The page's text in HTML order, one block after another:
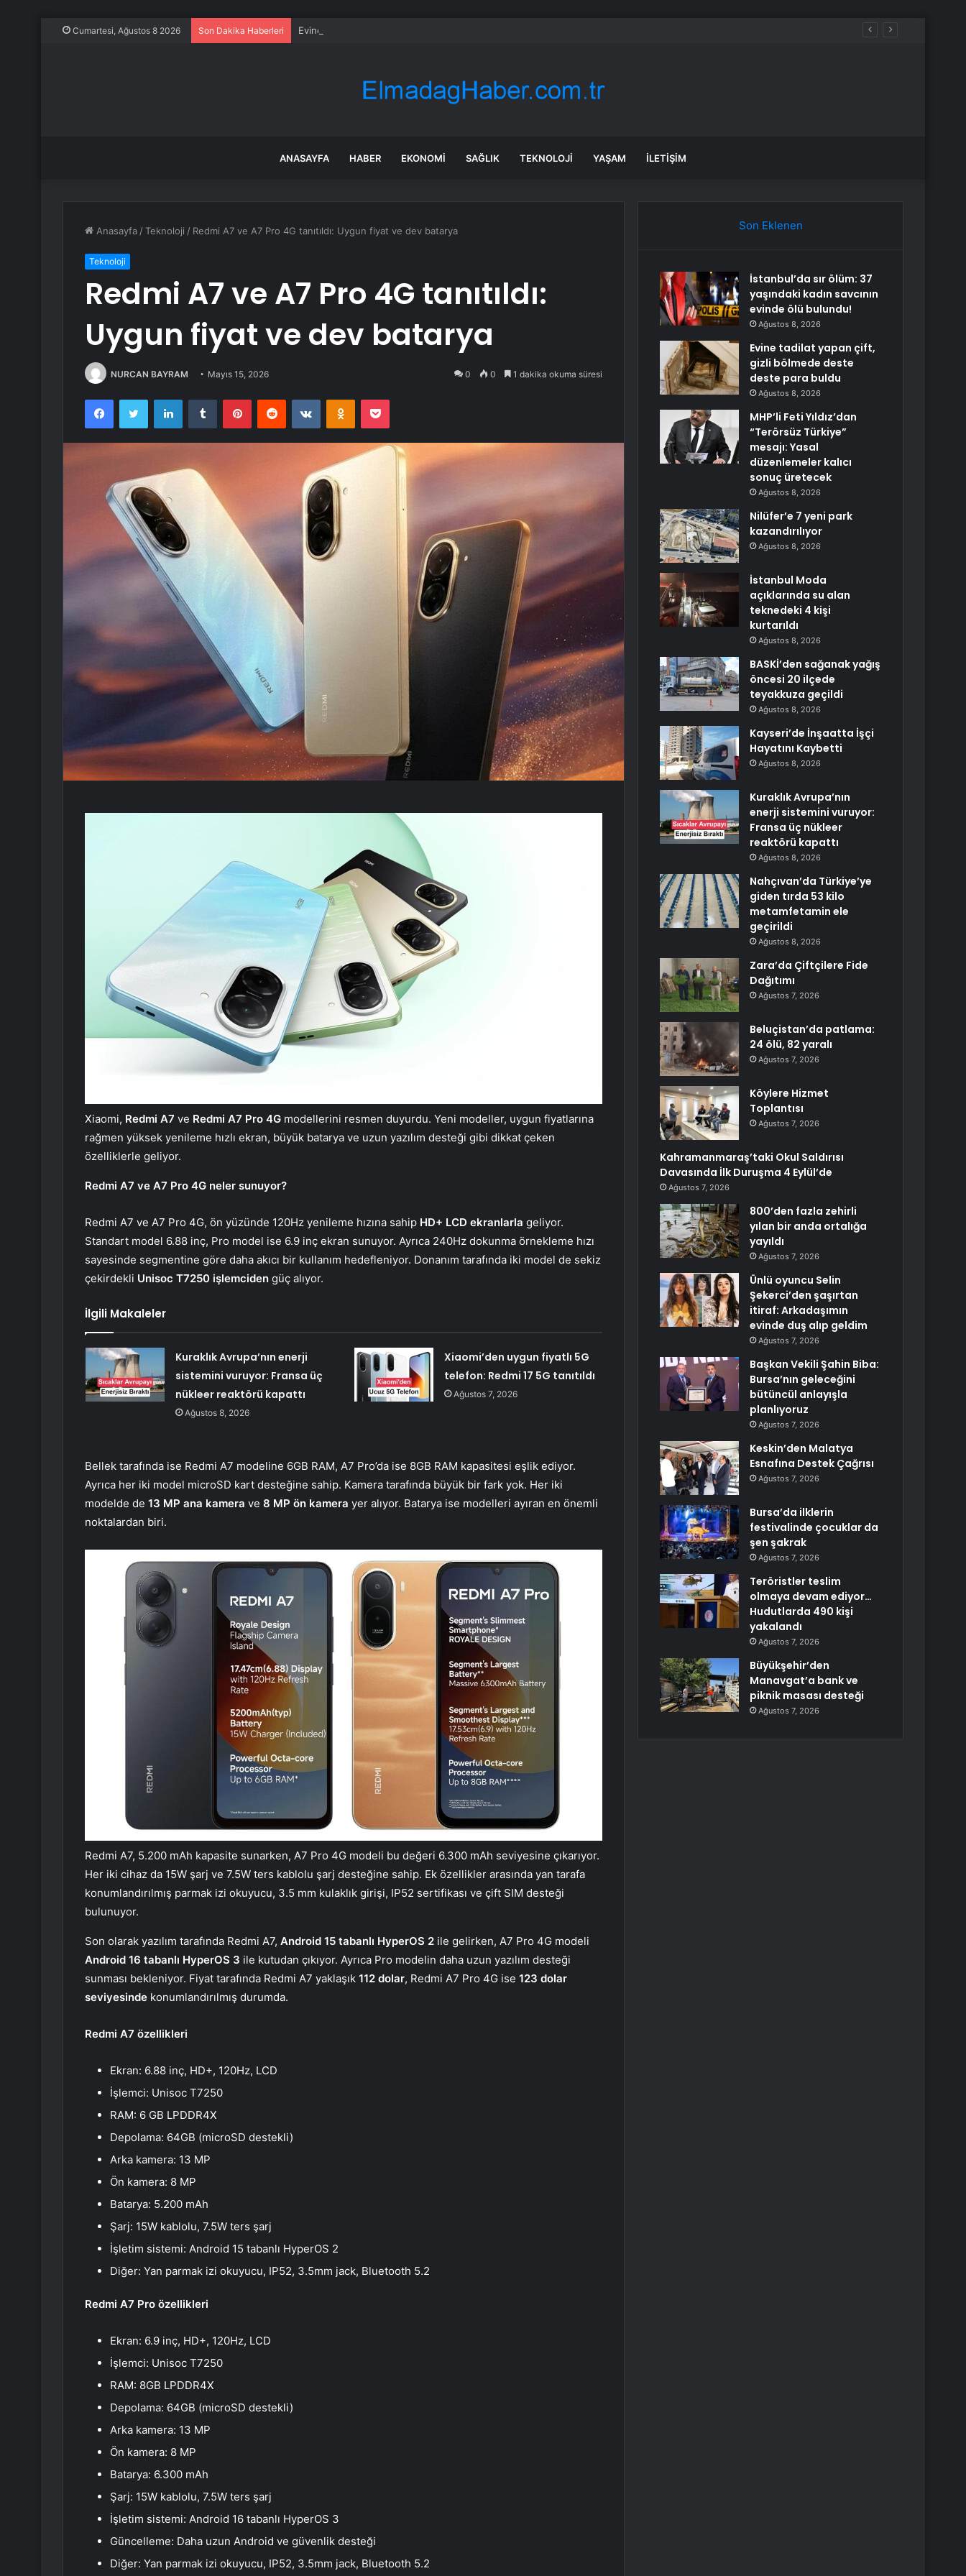
Cumartesi, Ağustos 8 2026 Son Dakika Haberleri Evine tadilat yapan çift, gizli bölmede deste deste para buldu
ANASAYFA HABER EKONOMI SAĞLIK TEKNOLOJI YAŞAM İLETIŞIM
Anasayfa /Teknoloji / Redmi A7 ve A7 Pro 4G tanıtıldı: Uygun fiyat ve dev batarya
Teknoloji
Redmi A7 ve A7 Pro 4G tanıtıldı:
Uygun fiyat ve dev batarya
NURCAN BAYRAM Mayıs 15, 2026 0 0 1 dakika okuma süresi
FacebookTwitter LinkedInTumblr PinterestReddit VKontakteOdnoklassniki
Pocket
Xiaomi, Redmi A7 ve Redmi A7 Pro 4G modellerini resmen duyurdu. Yeni modeller, uygun fiyatlarına
rağmen yüksek yenileme hızlı ekran, büyük batarya ve uzun yazılım desteği gibi dikkat çeken
özelliklerle geliyor.
Redmi A7 ve A7 Pro 4G neler sunuyor?
Redmi A7 ve A7 Pro 4G, ön yüzünde 120Hz yenileme hızına sahip HD+ LCD ekranlarla geliyor.
Standart model 6.88 inç, Pro model ise 6.9 inç ekran sunuyor. Ayrıca 240Hz dokunma örnekleme hızı
sayesinde segmentine göre daha akıcı bir kullanım hedefleniyor. Donanım tarafında iki model de sekiz
çekirdekli Unisoc T7250 işlemciden güç alıyor.
İlgili Makaleler
Kuraklık Avrupa’nın enerji
sistemini vuruyor: Fransa üç
nükleer reaktörü kapattı
Ağustos 8, 2026
Xiaomi’den uygun fiyatlı 5G
telefon: Redmi 17 5G tanıtıldı
Ağustos 7, 2026
Bellek tarafında ise Redmi A7 modeline 6GB RAM, A7 Pro’da ise 8GB RAM kapasitesi eşlik ediyor.
Ayrıca her iki model microSD kart desteğine sahip. Kamera tarafında büyük bir fark yok. Her iki
modelde de 13 MP ana kamera ve 8 MP ön kamera yer alıyor. Batarya ise modelleri ayıran en önemli
noktalardan biri.
Redmi A7, 5.200 mAh kapasite sunarken, A7 Pro 4G modeli bu değeri 6.300 mAh seviyesine çıkarıyor.
Her iki cihaz da 15W şarj ve 7.5W ters kablolu şarj desteğine sahip. Ek özellikler arasında yan tarafa
konumlandırılmış parmak izi okuyucu, 3.5 mm kulaklık girişi, IP52 sertifikası ve çift SIM desteği
bulunuyor.
Son olarak yazılım tarafında Redmi A7, Android 15 tabanlı HyperOS 2 ile gelirken, A7 Pro 4G modeli
Android 16 tabanlı HyperOS 3 ile kutudan çıkıyor. Ayrıca Pro modelin daha uzun yazılım desteği
sunması bekleniyor. Fiyat tarafında Redmi A7 yaklaşık 112 dolar, Redmi A7 Pro 4G ise 123 dolar
seviyesinde konumlandırılmış durumda.
Redmi A7 özellikleri
Ekran: 6.88 inç, HD+, 120Hz, LCD
İşlemci: Unisoc T7250
RAM: 6 GB LPDDR4X
Depolama: 64GB (microSD destekli)
Arka kamera: 13 MP
Ön kamera: 8 MP
Batarya: 5.200 mAh
Şarj: 15W kablolu, 7.5W ters şarj
İşletim sistemi: Android 15 tabanlı HyperOS 2
Diğer: Yan parmak izi okuyucu, IP52, 3.5mm jack, Bluetooth 5.2
Redmi A7 Pro özellikleri
Ekran: 6.9 inç, HD+, 120Hz, LCD
İşlemci: Unisoc T7250
RAM: 8GB LPDDR4X
Depolama: 64GB (microSD destekli)
Arka kamera: 13 MP
Ön kamera: 8 MP
Batarya: 6.300 mAh
Şarj: 15W kablolu, 7.5W ters şarj
İşletim sistemi: Android 16 tabanlı HyperOS 3
Güncelleme: Daha uzun Android ve güvenlik desteği
Diğer: Yan parmak izi okuyucu, IP52, 3.5mm jack, Bluetooth 5.2
Son Eklenen
İstanbul’da sır ölüm: 37
yaşındaki kadın savcının
evinde ölü bulundu!
Ağustos 8, 2026
Evine tadilat yapan çift,
gizli bölmede deste
deste para buldu
Ağustos 8, 2026
MHP’li Feti Yıldız’dan
“Terörsüz Türkiye”
mesajı: Yasal
düzenlemeler kalıcı
sonuç üretecek
Ağustos 8, 2026
Nilüfer’e 7 yeni park
kazandırılıyor
Ağustos 8, 2026
İstanbul Moda
açıklarında su alan
teknedeki 4 kişi
kurtarıldı
Ağustos 8, 2026
BASKİ’den sağanak yağış
öncesi 20 ilçede
teyakkuza geçildi
Ağustos 8, 2026
Kayseri’de İnşaatta İşçi
Hayatını Kaybetti
Ağustos 8, 2026
Kuraklık Avrupa’nın
enerji sistemini vuruyor:
Fransa üç nükleer
reaktörü kapattı
Ağustos 8, 2026
Nahçıvan’da Türkiye’ye
giden tırda 53 kilo
metamfetamin ele
geçirildi
Ağustos 8, 2026
Zara’da Çiftçilere Fide
Dağıtımı
Ağustos 7, 2026
Beluçistan’da patlama:
24 ölü, 82 yaralı
Ağustos 7, 2026
Köylere Hizmet
Toplantısı
Ağustos 7, 2026
Kahramanmaraş’taki Okul Saldırısı
Davasında İlk Duruşma 4 Eylül’de
Ağustos 7, 2026
800’den fazla zehirli
yılan bir anda ortalığa
yayıldı
Ağustos 7, 2026
Ünlü oyuncu Selin
Şekerci’den şaşırtan
itiraf: Arkadaşımın
evinde duş alıp geldim
Ağustos 7, 2026
Başkan Vekili Şahin Biba:
Bursa’nın geleceğini
bütüncül anlayışla
planlıyoruz
Ağustos 7, 2026
Keskin’den Malatya
Esnafına Destek Çağrısı
Ağustos 7, 2026
Bursa’da ilklerin
festivalinde çocuklar da
şen şakrak
Ağustos 7, 2026
Teröristler teslim
olmaya devam ediyor…
Hudutlarda 490 kişi
yakalandı
Ağustos 7, 2026
Büyükşehir’den
Manavgat’a bank ve
piknik masası desteği
Ağustos 7, 2026